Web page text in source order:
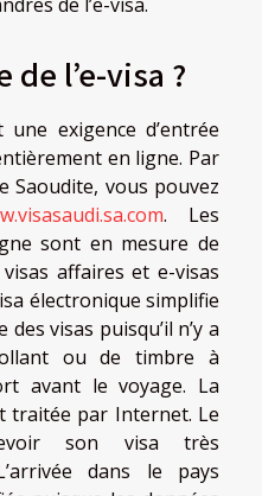
de l’e-visa ?
exigence d’entrée
en ligne. Par
Saoudite, vous pouvez
. Les
sont en mesure de
affaires et e-visas
électronique simplifie
visas puisqu’il n’y a
ou de timbre à
avant le voyage. La
traitée par Internet. Le
son visa très
dans le pays